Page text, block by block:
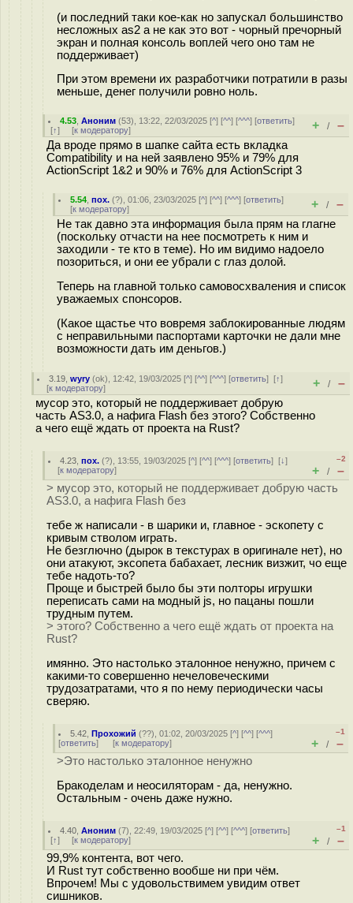
(и последний таки кое-как но запускал большинство
несложных as2 а не как это вот - чорный пречорный
экран и полная консоль воплей чего оно там не
поддерживает)
При этом времени их разработчики потратили в разы
меньше, денег получили ровно ноль.
4.53 ,Аноним (53), 13:22, 22/03/2025 [^] [^^] [^^^] [ответить]
[↑] [к модератору] + / –
Да вроде прямо в шапке сайта есть вкладка
Compatibility и на ней заявлено 95% и 79% для
ActionScript 1&2 и 90% и 76% для ActionScript 3
5.54 ,пох. (?), 01:06, 23/03/2025 [^] [^^] [^^^] [ответить]
[к модератору] + / –
Не так давно эта информация была прям на глагне
(поскольку отчасти на нее посмотреть к ним и
заходили - те кто в теме). Но им видимо надоело
позориться, и они ее убрали с глаз долой.
Теперь на главной только самовосхваления и список
уважаемых спонсоров.
(Какое щастье что вовремя заблокированные людям
с неправильными паспортами карточки не дали мне
возможности дать им деньгов.)
3.19 ,wyry (ok), 12:42, 19/03/2025 [^] [^^] [^^^] [ответить][↑]
[к модератору] + / –
мусор это, который не поддерживает добрую
часть AS3.0, а нафига Flash без этого? Собственно
а чего ещё ждать от проекта на Rust?
4.23 ,пох. (?), 13:55, 19/03/2025 [^] [^^] [^^^] [ответить][↓]
[к модератору]
–2
+ / –
> мусор это, который не поддерживает добрую часть
AS3.0, а нафига Flash без
тебе ж написали - в шарики и, главное - эскопету с
кривым стволом играть.
Не безглючно (дырок в текстурах в оригинале нет), но
они атакуют, эксопета бабахает, лесник визжит, чо еще
тебе надоть-то?
Проще и быстрей было бы эти полторы игрушки
переписать сами на модный js, но пацаны пошли
трудным путем.
> этого? Собственно а чего ещё ждать от проекта на
Rust?
имянно. Это настолько эталонное ненужно, причем с
какими-то совершенно нечеловеческими
трудозатратами, что я по нему периодически часы
сверяю.
5.42 ,Прохожий (??), 01:02, 20/03/2025 [^] [^^] [^^^]
[ответить] [к модератору]
–1
+ / –
>Это настолько эталонное ненужно
Бракоделам и неосиляторам - да, ненужно.
Остальным - очень даже нужно.
4.40 ,Аноним (7), 22:49, 19/03/2025 [^] [^^] [^^^] [ответить]
[↑] [к модератору]
–1
+ / –
99,9% контента, вот чего.
И Rust тут собственно вообше ни при чём.
Впрочем! Мы с удовольствимем увидим ответ
сишников.